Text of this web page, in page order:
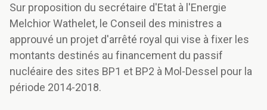
Sur proposition du secrétaire d'Etat à l'Energie
Melchior Wathelet, le Conseil des ministres a
approuvé un projet d'arrêté royal qui vise à fixer les
montants destinés au financement du passif
nucléaire des sites BP1 et BP2 à Mol-Dessel pour la
période 2014-2018.